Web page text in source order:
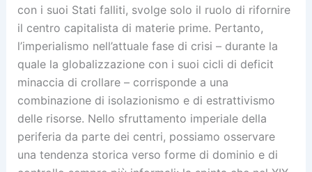
con i suoi Stati falliti, svolge solo il ruolo di rifornire
il centro capitalista di materie prime. Pertanto,
l’imperialismo nell’attuale fase di crisi – durante la
quale la globalizzazione con i suoi cicli di deficit
minaccia di crollare – corrisponde a una
combinazione di isolazionismo e di estrattivismo
delle risorse. Nello sfruttamento imperiale della
periferia da parte dei centri, possiamo osservare
una tendenza storica verso forme di dominio e di